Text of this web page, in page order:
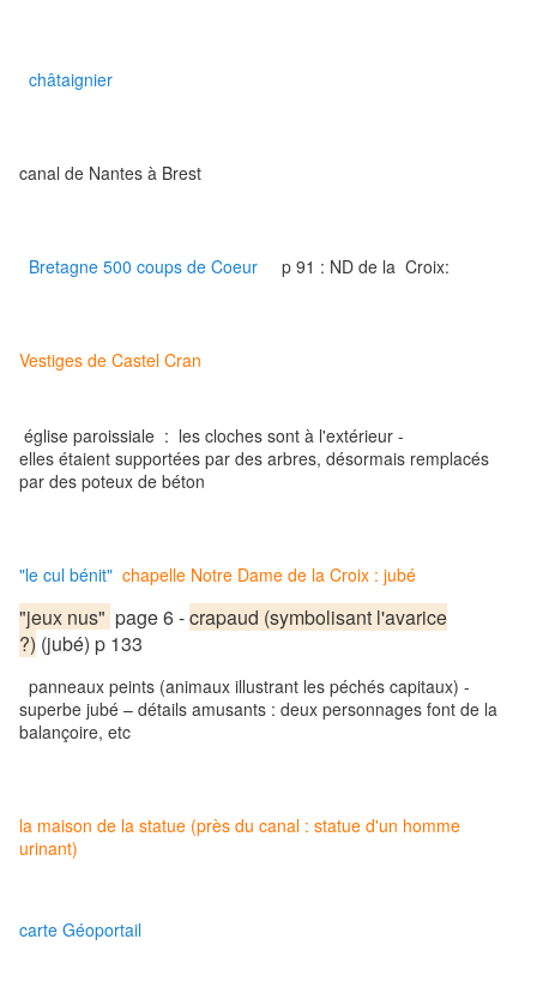
châtaignier
canal de Nantes à Brest
Bretagne 500 coups de Coeur p 91 : ND de la Croix:
Vestiges de Castel Cran
église paroissiale : les cloches sont à l'extérieur -
elles étaient supportées par des arbres, désormais remplacés
par des poteux de béton
"le cul bénit" chapelle Notre Dame de la Croix : jubé
"jeux nus" page 6 -crapaud (symbolisant l'avarice
?) (jubé) p 133
panneaux peints (animaux illustrant les péchés capitaux) -
superbe jubé – détails amusants : deux personnages font de la
balançoire, etc
la maison de la statue (près du canal : statue d'un homme
urinant)
carte Géoportail